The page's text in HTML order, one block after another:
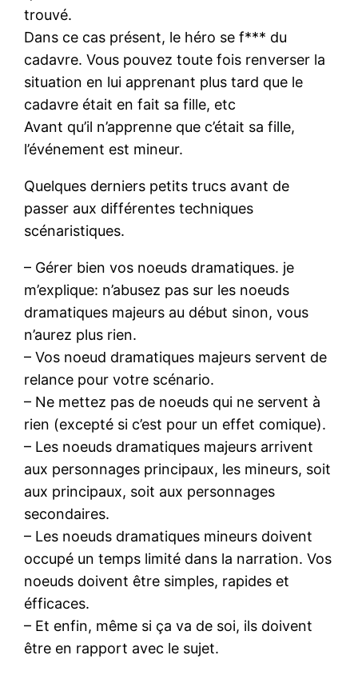
trouvé.
Dans ce cas présent, le héro se f*** du
cadavre. Vous pouvez toute fois renverser la
situation en lui apprenant plus tard que le
cadavre était en fait sa fille, etc
Avant qu’il n’apprenne que c’était sa fille,
l’événement est mineur.
Quelques derniers petits trucs avant de
passer aux différentes techniques
scénaristiques.
– Gérer bien vos noeuds dramatiques. je
m’explique: n’abusez pas sur les noeuds
dramatiques majeurs au début sinon, vous
n’aurez plus rien.
– Vos noeud dramatiques majeurs servent de
relance pour votre scénario.
– Ne mettez pas de noeuds qui ne servent à
rien (excepté si c’est pour un effet comique).
– Les noeuds dramatiques majeurs arrivent
aux personnages principaux, les mineurs, soit
aux principaux, soit aux personnages
secondaires.
– Les noeuds dramatiques mineurs doivent
occupé un temps limité dans la narration. Vos
noeuds doivent être simples, rapides et
éfficaces.
– Et enfin, même si ça va de soi, ils doivent
être en rapport avec le sujet.